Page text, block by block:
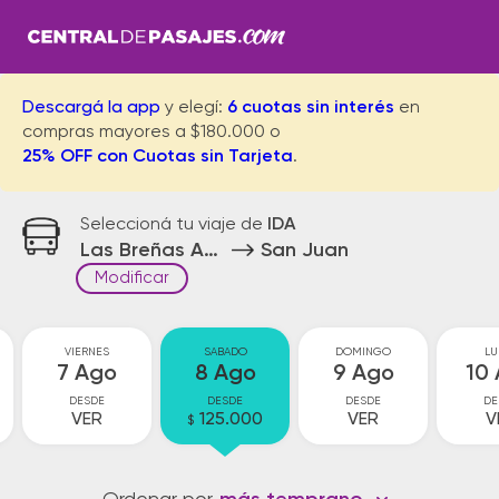
Descargá la app y elegí: 6 cuotas sin interés en
compras mayores a $180.000 o
25% OFF con Cuotas sin Tarjeta.
Seleccioná tu viaje de IDA
Las Breñas Acceso San Juan
Modificar
VIERNES
7 Ago
DESDE
VER
SABADO
8 Ago
DESDE
$ 125.000
DOMINGO
9 Ago
DESDE
VER
10